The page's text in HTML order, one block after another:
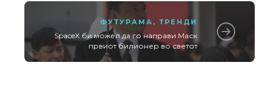
ФУТУРАМА , ТРЕНДИ
SpaceX би можел да го направи Маск
првиот билионер во светот